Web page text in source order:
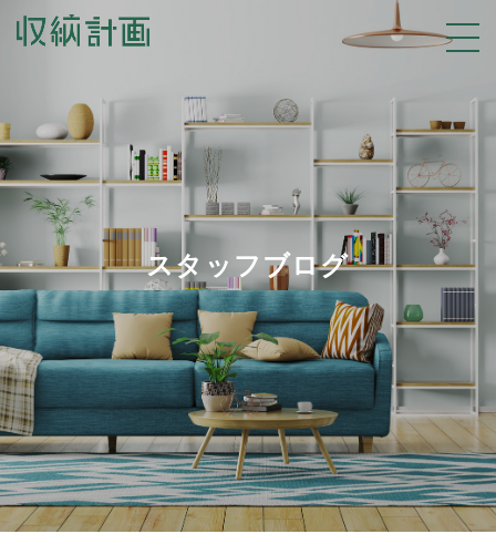
スタッフブログ